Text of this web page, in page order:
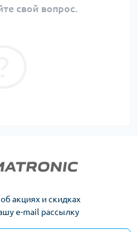
свой вопрос.
акциях и скидках
e-mail рассылку